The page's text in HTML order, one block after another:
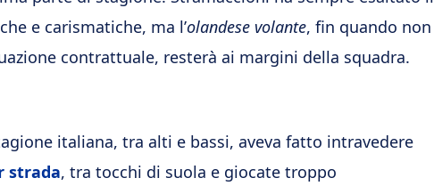
e carismatiche, ma l’olandese volante, fin quando non
contrattuale, resterà ai margini della squadra.
italiana, tra alti e bassi, aveva fatto intravedere
strada, tra tocchi di suola e giocate troppo